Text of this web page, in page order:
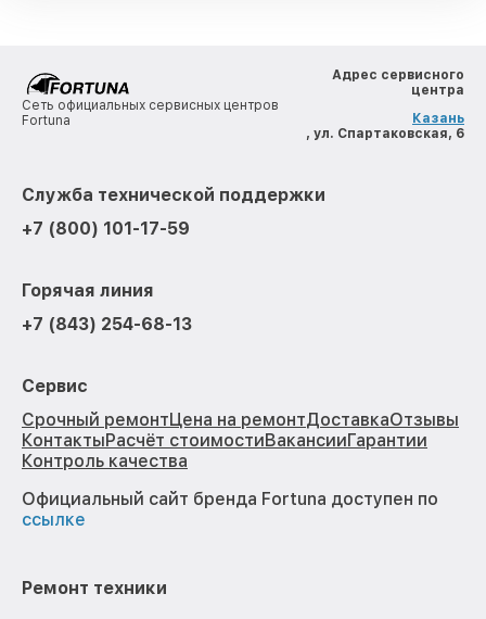
Сеть официальных сервисных центров
Fortuna
Адрес сервисного
центра
Казань
, ул. Спартаковская, 6
Служба технической поддержки
+7 (800) 101-17-59
Горячая линия
+7 (843) 254-68-13
Сервис
Срочный ремонтЦена на ремонтДоставкаОтзывы
КонтактыРасчёт стоимостиВакансииГарантии
Контроль качества
Официальный сайт бренда Fortuna доступен по
ссылке
Ремонт техники